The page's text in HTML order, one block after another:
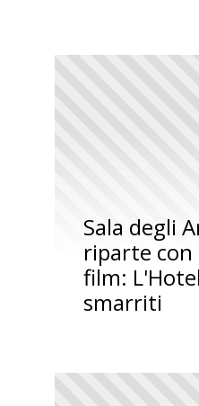
Sala degli
riparte
film:
smarriti